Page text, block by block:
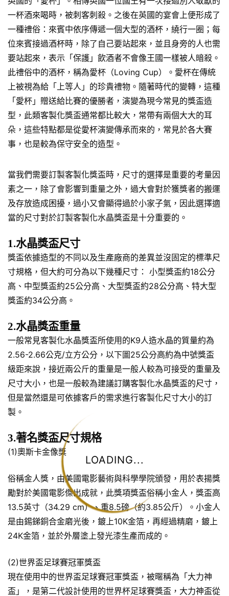
LOADING...
一杯酒來喝時，被刺客刺殺。之後在英國的宴會上便形成了
一種禮俗：來賓中依序傳遞一個大型的酒杯，繞行一圈；每
位來賓接過酒杯時，除了自己要站起來，並且身旁的人也需
要站起來，表示「保護」飲酒者不會像王國一樣被人暗殺。
此禮俗中的酒杯，稱為愛杯（Loving Cup）。愛杯在傳統
上被視為給「上等人」的珍貴禮物。隨著時代的變轉，這種
「愛杯」贈送給比賽的優勝者，演變為現今常見的獎盃造
型，此類客製化獎盃通常都比較大，常帶有兩個大大的耳
朵，這些特點都是從愛杯演變傳承而來的，常見於各大賽
事，也是較為保守安全的造型。
當我們需要訂製客製化獎盃時，尺寸的選擇是重要的考量因
素之一，除了會影響到重量之外，過大會對於獲獎者的搬運
及存放造成困擾，過小又會顯得過於小家子氣，因此選擇適
當的尺寸對於訂製客製化水晶獎盃是十分重要的。
1.水晶獎盃尺寸
獎盃依據造型的不同以及生產廠商的差異並沒固定的標準尺
寸規格，但大約可分為以下幾種尺寸： 小型獎盃約18公分
高、中型獎盃約25公分高、大型獎盃約28公分高、特大型
獎盃約34公分高。
2.水晶獎盃重量
一般常見客製化水晶獎盃所使用的K9人造水晶的質量約為
2.56-2.66公克/立方公分，以下圖25公分高約為中號獎盃
級距來說，接近兩公斤的重量是一般人較為可接受的重量及
尺寸大小，也是一般較為建議訂購客製化水晶獎盃的尺寸，
但是當然還是可依據客戶的需求進行客製化尺寸大小的訂
製。
3.著名獎盃尺寸規格
(1)奧斯卡金像獎
俗稱金人獎，由美國電影藝術與科學學院頒發，用於表揚獎
勵對於美國電影傑出成就，此獎項獎盃俗稱小金人，獎盃高
13.5英寸（34.29 cm）、重8.5磅（約3.85公斤）。小金人
是由錫銻銅合金磨光後，鍍上10K金箔，再經過精磨，鍍上
24K金箔，並於外層塗上發光漆生產而成的。
(2)世界盃足球賽冠軍獎盃
現在使用中的世界盃足球賽冠軍獎盃，被暱稱為「大力神
盃」，是第二代設計使用的世界杯足球賽獎盃，大力神盃從